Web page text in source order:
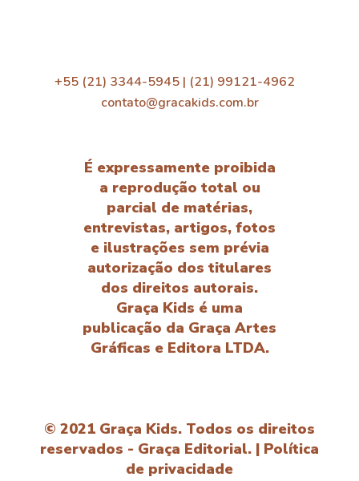
+55 (21) 3344-5945 | (21) 99121-4962
contato@gracakids.com.br
É expressamente proibida
a reprodução total ou
parcial de matérias,
entrevistas, artigos, fotos
e ilustrações sem prévia
autorização dos titulares
dos direitos autorais.
Graça Kids é uma
publicação da Graça Artes
Gráficas e Editora LTDA.
© 2021 Graça Kids. Todos os direitos
reservados - Graça Editorial. | Política
de privacidade